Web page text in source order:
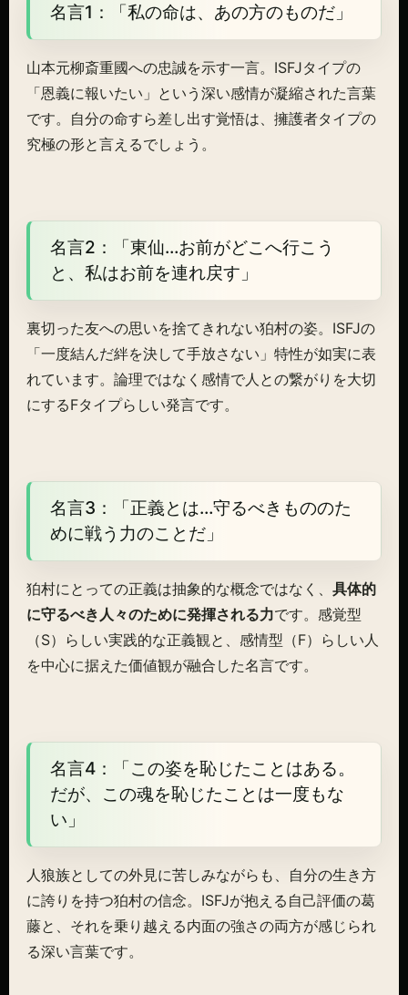
名言1：「私の命は、あの方のものだ」
山本元柳斎重國への忠誠を示す一言。ISFJタイプの
「恩義に報いたい」という深い感情が凝縮された言葉
です。自分の命すら差し出す覚悟は、擁護者タイプの
究極の形と言えるでしょう。
名言2：「東仙…お前がどこへ行こう
と、私はお前を連れ戻す」
裏切った友への思いを捨てきれない狛村の姿。ISFJの
「一度結んだ絆を決して手放さない」特性が如実に表
れています。論理ではなく感情で人との繋がりを大切
にするFタイプらしい発言です。
名言3：「正義とは…守るべきもののた
めに戦う力のことだ」
狛村にとっての正義は抽象的な概念ではなく、 具体的
に守るべき人々のために発揮される力です。感覚型
（S）らしい実践的な正義観と、感情型（F）らしい人
を中心に据えた価値観が融合した名言です。
名言4：「この姿を恥じたことはある。
だが、この魂を恥じたことは一度もな
い」
人狼族としての外見に苦しみながらも、自分の生き方
に誇りを持つ狛村の信念。ISFJが抱える自己評価の葛
藤と、それを乗り越える内面の強さの両方が感じられ
る深い言葉です。